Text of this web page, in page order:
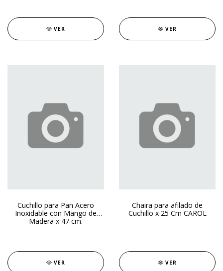
VER VER
Cuchillo para Pan Acero
Inoxidable con Mango de
Madera x 47 cm.
VER
Chaira para afilado de
Cuchillo x 25 Cm CAROL
VER